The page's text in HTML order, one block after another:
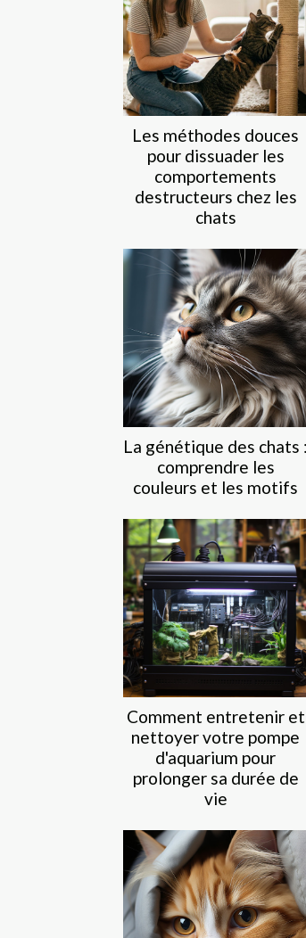
Les méthodes douces
pour dissuader les
comportements
destructeurs chez les
chats
La génétique des chats :
comprendre les
couleurs et les motifs
Comment entretenir et
nettoyer votre pompe
d'aquarium pour
prolonger sa durée de
vie